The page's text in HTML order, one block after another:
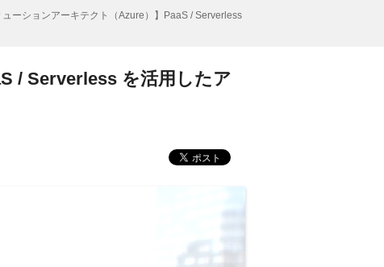
ューションアーキテクト（Azure）】PaaS / Serverless
/ Serverless を活用したア